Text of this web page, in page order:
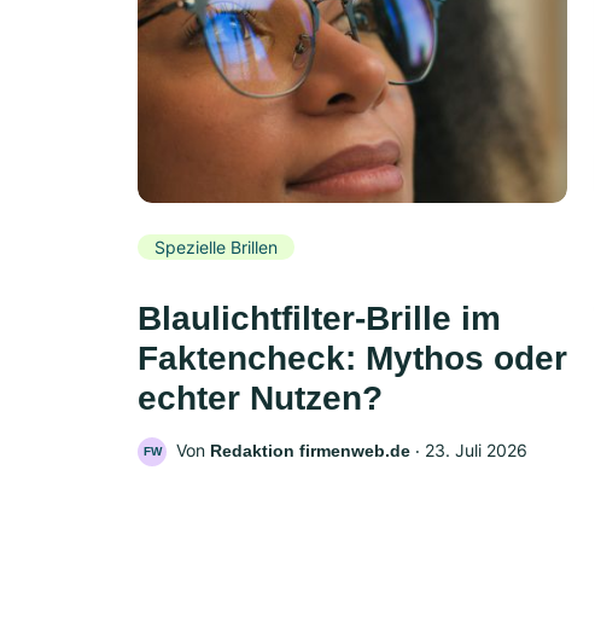
Spezielle Brillen
Blaulichtfilter-Brille im
Faktencheck: Mythos oder
echter Nutzen?
FW Von Redaktion firmenweb.de ‧ 23. Juli 2026